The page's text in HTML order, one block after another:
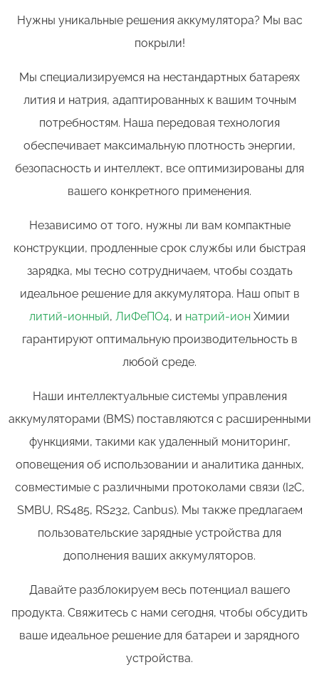
Нужны уникальные решения аккумулятора? Мы вас
покрыли!
Мы специализируемся на нестандартных батареях
лития и натрия, адаптированных к вашим точным
потребностям. Наша передовая технология
обеспечивает максимальную плотность энергии,
безопасность и интеллект, все оптимизированы для
вашего конкретного применения.
Независимо от того, нужны ли вам компактные
конструкции, продленные срок службы или быстрая
зарядка, мы тесно сотрудничаем, чтобы создать
идеальное решение для аккумулятора. Наш опыт в
литий-ионный, ЛиФеПО4, и натрий-ион Химии
гарантируют оптимальную производительность в
любой среде.
Наши интеллектуальные системы управления
аккумуляторами (BMS) поставляются с расширенными
функциями, такими как удаленный мониторинг,
оповещения об использовании и аналитика данных,
совместимые с различными протоколами связи (I2C,
SMBU, RS485, RS232, Canbus). Мы также предлагаем
пользовательские зарядные устройства для
дополнения ваших аккумуляторов.
Давайте разблокируем весь потенциал вашего
продукта. Свяжитесь с нами сегодня, чтобы обсудить
ваше идеальное решение для батареи и зарядного
устройства.